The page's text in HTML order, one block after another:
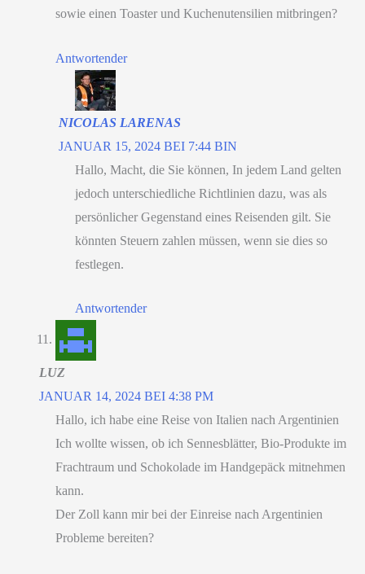
sowie einen Toaster und Kuchenutensilien mitbringen?
Antwortender
NICOLAS LARENAS
JANUAR 15, 2024 BEI 7:44 BIN
Hallo, Macht, die Sie können, In jedem Land gelten
jedoch unterschiedliche Richtlinien dazu, was als
persönlicher Gegenstand eines Reisenden gilt. Sie
könnten Steuern zahlen müssen, wenn sie dies so
festlegen.
Antwortender
LUZ
JANUAR 14, 2024 BEI 4:38 PM
Hallo, ich habe eine Reise von Italien nach Argentinien
Ich wollte wissen, ob ich Sennesblätter, Bio-Produkte im
Frachtraum und Schokolade im Handgepäck mitnehmen
kann.
Der Zoll kann mir bei der Einreise nach Argentinien
Probleme bereiten?